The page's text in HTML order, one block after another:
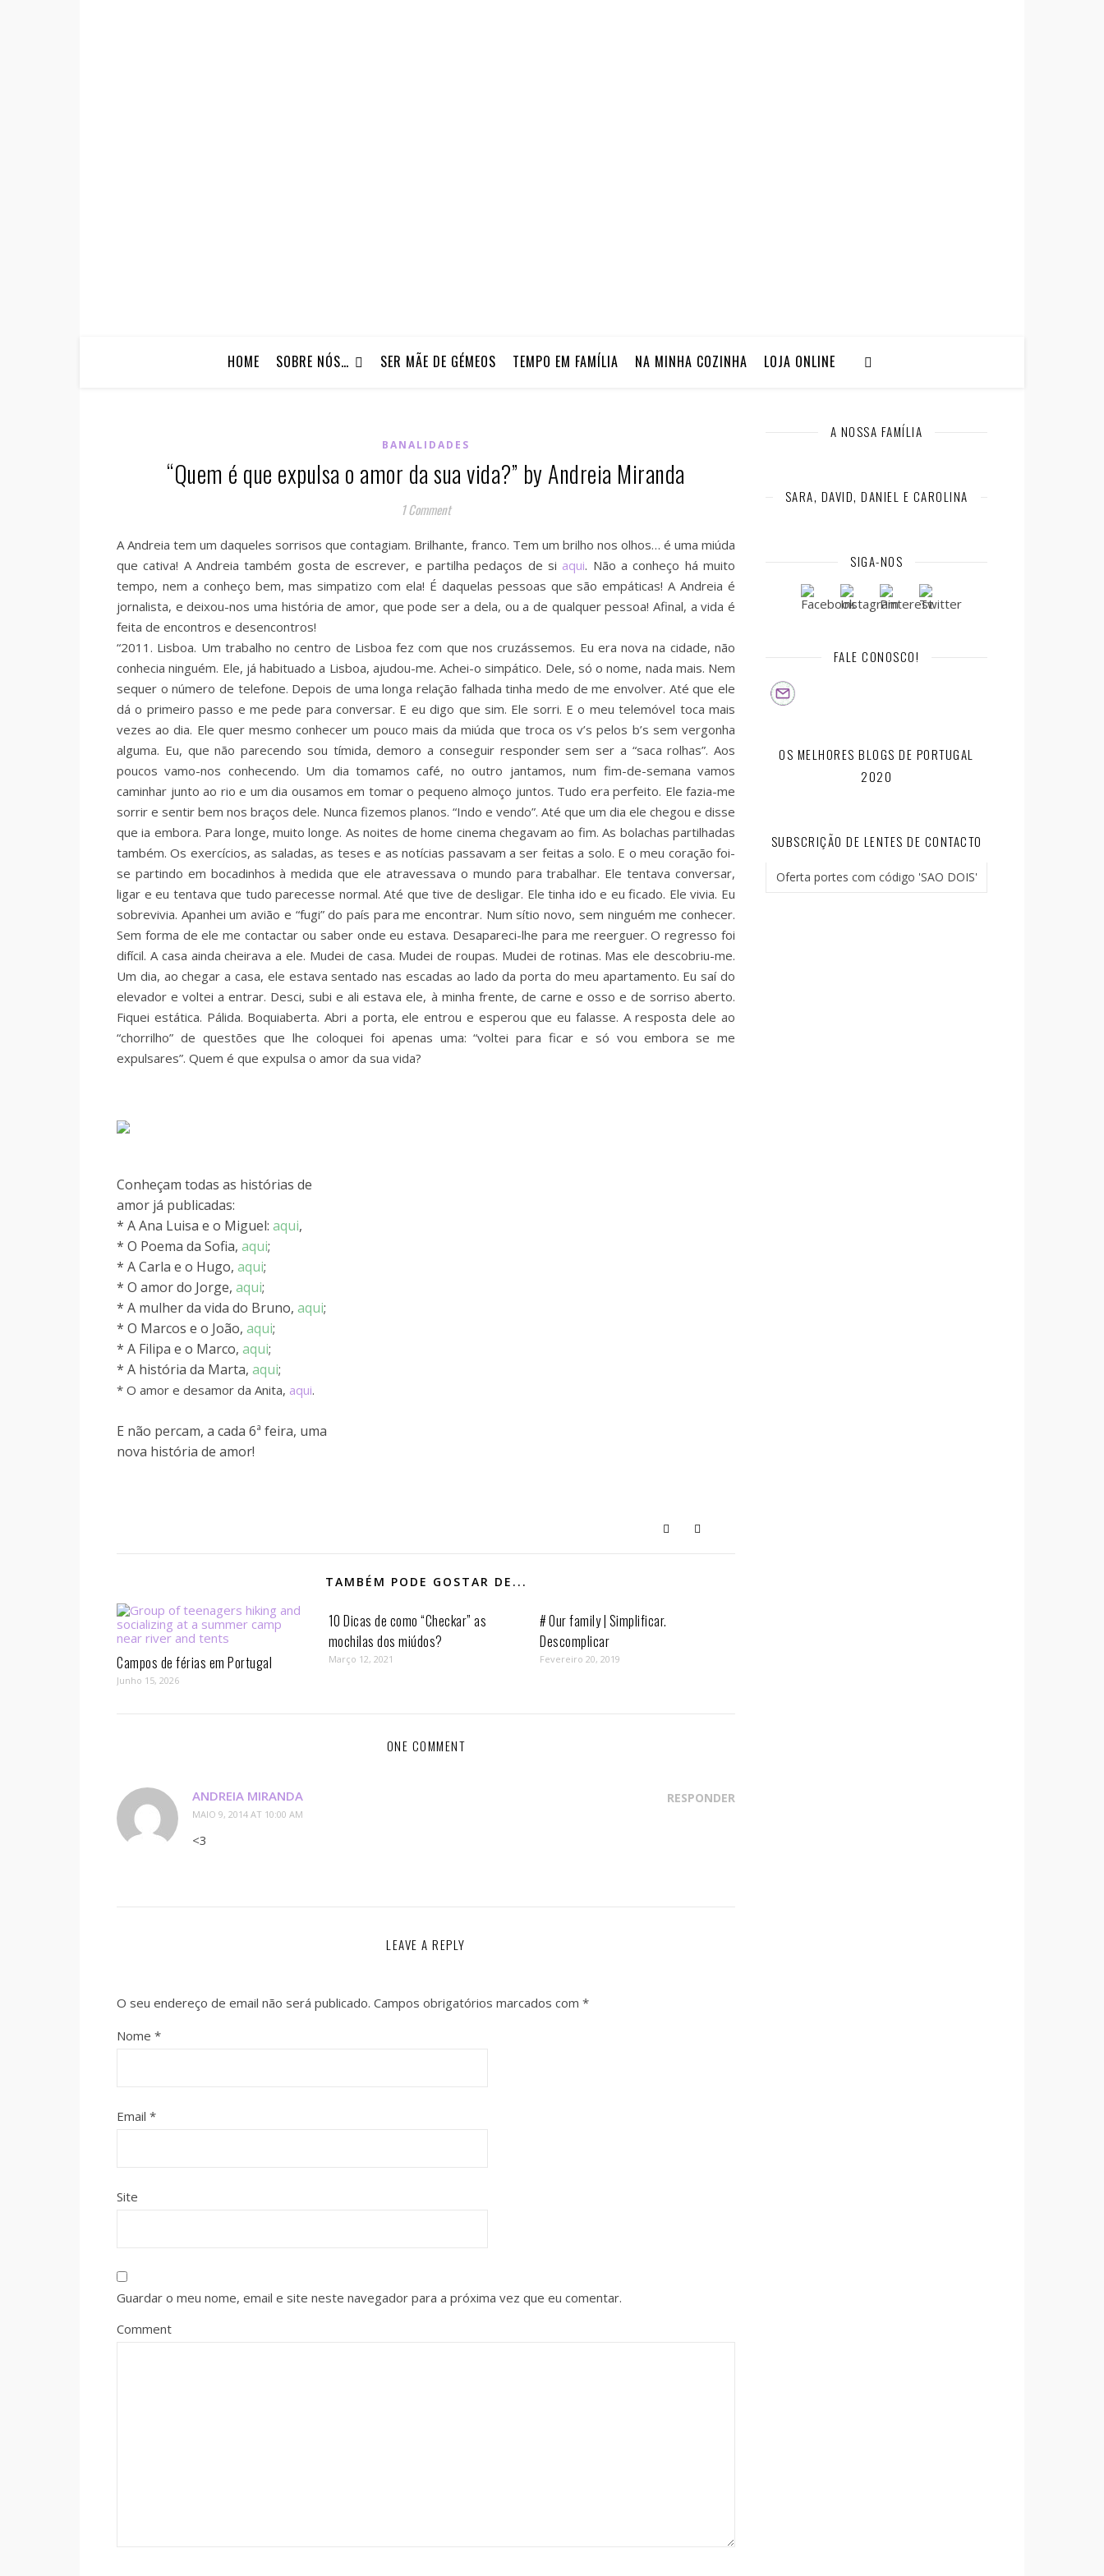
HOME SOBRE NÓS… SER MÃE DE GÉMEOS TEMPO EM FAMÍLIA NA MINHA COZINHA LOJA ONLINE
BANALIDADES
“Quem é que expulsa o amor da sua vida?” by Andreia Miranda
1 Comment
A Andreia tem um daqueles sorrisos que contagiam. Brilhante, franco. Tem um brilho nos olhos… é uma miúda
que cativa! A Andreia também gosta de escrever, e partilha pedaços de si aqui. Não a conheço há muito
tempo, nem a conheço bem, mas simpatizo com ela! É daquelas pessoas que são empáticas! A Andreia é
jornalista, e deixou-nos uma história de amor, que pode ser a dela, ou a de qualquer pessoa! Afinal, a vida é
feita de encontros e desencontros!
“2011. Lisboa. Um trabalho no centro de Lisboa fez com que nos cruzássemos. Eu era nova na cidade, não
conhecia ninguém. Ele, já habituado a Lisboa, ajudou-me. Achei-o simpático. Dele, só o nome, nada mais. Nem
sequer o número de telefone. Depois de uma longa relação falhada tinha medo de me envolver. Até que ele
dá o primeiro passo e me pede para conversar. E eu digo que sim. Ele sorri. E o meu telemóvel toca mais
vezes ao dia. Ele quer mesmo conhecer um pouco mais da miúda que troca os v’s pelos b’s sem vergonha
alguma. Eu, que não parecendo sou tímida, demoro a conseguir responder sem ser a “saca rolhas”. Aos
poucos vamo-nos conhecendo. Um dia tomamos café, no outro jantamos, num fim-de-semana vamos
caminhar junto ao rio e um dia ousamos em tomar o pequeno almoço juntos. Tudo era perfeito. Ele fazia-me
sorrir e sentir bem nos braços dele. Nunca fizemos planos. “Indo e vendo”. Até que um dia ele chegou e disse
que ia embora. Para longe, muito longe. As noites de home cinema chegavam ao fim. As bolachas partilhadas
também. Os exercícios, as saladas, as teses e as notícias passavam a ser feitas a solo. E o meu coração foi-
se partindo em bocadinhos à medida que ele atravessava o mundo para trabalhar. Ele tentava conversar,
ligar e eu tentava que tudo parecesse normal. Até que tive de desligar. Ele tinha ido e eu ficado. Ele vivia. Eu
sobrevivia. Apanhei um avião e “fugi” do país para me encontrar. Num sítio novo, sem ninguém me conhecer.
Sem forma de ele me contactar ou saber onde eu estava. Desapareci-lhe para me reerguer. O regresso foi
difícil. A casa ainda cheirava a ele. Mudei de casa. Mudei de roupas. Mudei de rotinas. Mas ele descobriu-me.
Um dia, ao chegar a casa, ele estava sentado nas escadas ao lado da porta do meu apartamento. Eu saí do
elevador e voltei a entrar. Desci, subi e ali estava ele, à minha frente, de carne e osso e de sorriso aberto.
Fiquei estática. Pálida. Boquiaberta. Abri a porta, ele entrou e esperou que eu falasse. A resposta dele ao
“chorrilho” de questões que lhe coloquei foi apenas uma: “voltei para ficar e só vou embora se me
expulsares”. Quem é que expulsa o amor da sua vida?
Conheçam todas as histórias de
amor já publicadas:
* A Ana Luisa e o Miguel: aqui,
* O Poema da Sofia, aqui;
* A Carla e o Hugo, aqui;
* O amor do Jorge, aqui;
* A mulher da vida do Bruno, aqui;
* O Marcos e o João, aqui;
* A Filipa e o Marco, aqui;
* A história da Marta, aqui;
* O amor e desamor da Anita, aqui.
E não percam, a cada 6ª feira, uma
nova história de amor!
TAMBÉM PODE GOSTAR DE...
Campos de férias em Portugal
Junho 15, 2026
10 Dicas de como “Checkar” as
mochilas dos miúdos?
Março 12, 2021
# Our family | Simplificar.
Descomplicar
Fevereiro 20, 2019
ONE COMMENT
ANDREIA MIRANDA
MAIO 9, 2014 AT 10:00 AM
RESPONDER
<3
LEAVE A REPLY
O seu endereço de email não será publicado. Campos obrigatórios marcados com *
Nome *
Email *
Site
Guardar o meu nome, email e site neste navegador para a próxima vez que eu comentar.
Comment
A NOSSA FAMÍLIA
SARA, DAVID, DANIEL E CAROLINA
SIGA-NOS
FALE CONOSCO!
OS MELHORES BLOGS DE PORTUGAL
2020
SUBSCRIÇÃO DE LENTES DE CONTACTO
Oferta portes com código 'SAO DOIS'